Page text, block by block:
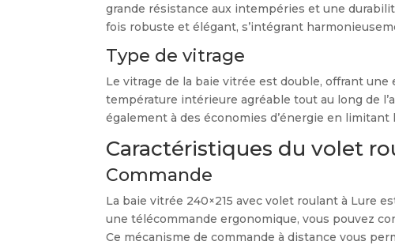
grande résistance aux intempéries et une
fois robuste et élégant, s’intégrant
Type de vitrage
Le vitrage de la baie vitrée est double, offrant
température intérieure agréable tout au long de
également à des économies d’énergie en limitant
Caractéristiques du volet
Commande
La baie vitrée 240×215 avec volet roulant à Lure
une télécommande ergonomique, vous pouvez
Ce mécanisme de commande à distance vous